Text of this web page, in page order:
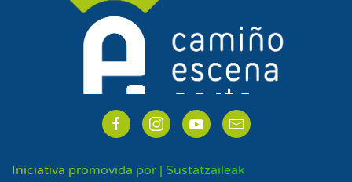
Iniciativa promovida por | Sustatzaileak